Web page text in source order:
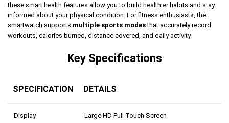
these smart health features allow you to build healthier habits and stay
informed about your physical condition. For fitness enthusiasts, the
smartwatch supports multiple sports modesthat accurately record
workouts, calories burned, distance covered, and daily activity.
Key Specifications
SPECIFICATION DETAILS
Display Large HD Full Touch Screen